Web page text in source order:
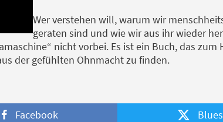
Wer verstehen will, warum wir
geraten sind und wie wir aus ihr wieder
nicht vorbei. Es ist ein Buch, das
der gefühlten Ohnmacht zu finden.
Facebook